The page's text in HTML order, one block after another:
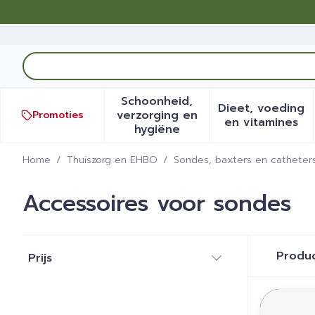
Product, merk, categorie...
Promoties
Schoonheid,
verzorging en
hygiëneToon submenu voor
Dieet, voeding
en vitamines
Toon
Home / Thuiszorg en EHBO / Sondes, baxters en
Accessoires voor sondes
Prijs